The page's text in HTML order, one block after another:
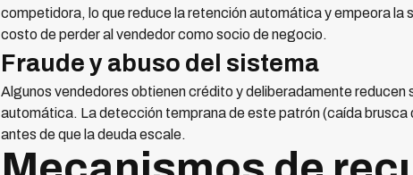
competidora, lo que reduce la retención automática y empeora la
costo de perder al vendedor como socio de negocio.
Fraude y abuso del sistema
Algunos vendedores obtienen crédito y deliberadamente
automática. La detección temprana de este patrón (caída
antes de que la deuda escale.